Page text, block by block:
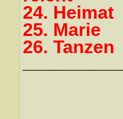
24. Heimat
25. Marie
26. Tanzen